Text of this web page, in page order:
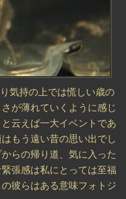
持の上では慌しい歳の
が薄れていくように感じ
云えば一大イベントであ
もう遠い昔の思い出でし
らの帰り道、気に入った
張感は私にとっては至福
彼らはある意味フォトジ